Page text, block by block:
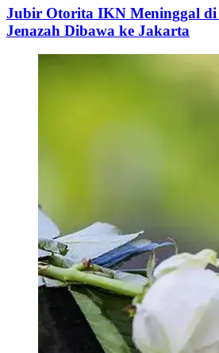
Jubir Otorita IKN Meninggal di
Jenazah Dibawa ke Jakarta